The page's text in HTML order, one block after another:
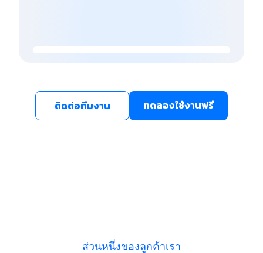
ติดต่อทีมงาน ทดลองใช้งานฟรี
ส่วนหนึ่งของลูกค้าเรา